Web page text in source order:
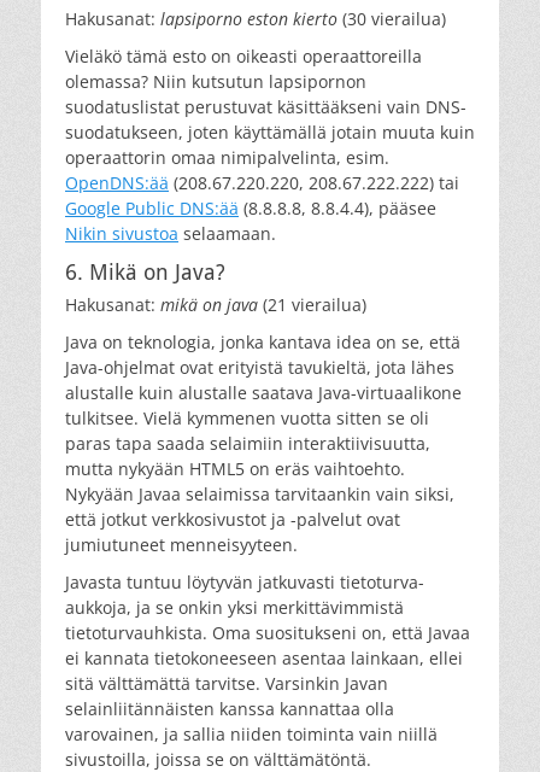
Hakusanat: lapsiporno eston kierto (30 vierailua)
Vieläkö tämä esto on oikeasti operaattoreilla
olemassa? Niin kutsutun lapsipornon
suodatuslistat perustuvat käsittääkseni vain DNS-
suodatukseen, joten käyttämällä jotain muuta kuin
operaattorin omaa nimipalvelinta, esim.
OpenDNS:ää (208.67.220.220, 208.67.222.222) tai
Google Public DNS:ää (8.8.8.8, 8.8.4.4), pääsee
Nikin sivustoa selaamaan.
6. Mikä on Java?
Hakusanat: mikä on java (21 vierailua)
Java on teknologia, jonka kantava idea on se, että
Java-ohjelmat ovat erityistä tavukieltä, jota lähes
alustalle kuin alustalle saatava Java-virtuaalikone
tulkitsee. Vielä kymmenen vuotta sitten se oli
paras tapa saada selaimiin interaktiivisuutta,
mutta nykyään HTML5 on eräs vaihtoehto.
Nykyään Javaa selaimissa tarvitaankin vain siksi,
että jotkut verkkosivustot ja -palvelut ovat
jumiutuneet menneisyyteen.
Javasta tuntuu löytyvän jatkuvasti tietoturva-
aukkoja, ja se onkin yksi merkittävimmistä
tietoturvauhkista. Oma suositukseni on, että Javaa
ei kannata tietokoneeseen asentaa lainkaan, ellei
sitä välttämättä tarvitse. Varsinkin Javan
selainliitännäisten kanssa kannattaa olla
varovainen, ja sallia niiden toiminta vain niillä
sivustoilla, joissa se on välttämätöntä.